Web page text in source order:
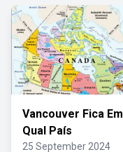
Vancouver Fica Em
Qual País
25 September 2024